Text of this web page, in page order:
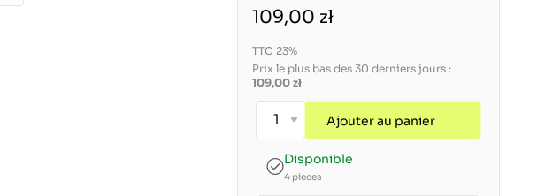
109,00 zł
TTC 23%
Prix le plus bas des 30 derniers jours :
109,00 zł
Ajouter au panier
Disponible
4 pieces